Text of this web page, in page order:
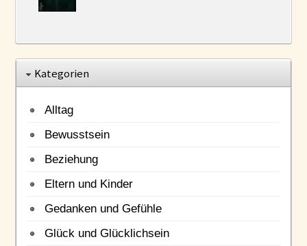
Kategorien
Alltag
Bewusstsein
Beziehung
Eltern und Kinder
Gedanken und Gefühle
Glück und Glücklichsein